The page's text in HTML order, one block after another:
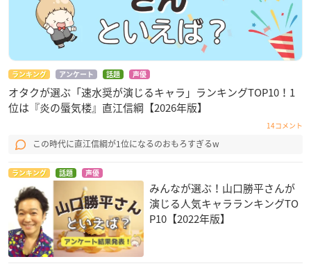
ランキング アンケート 話題 声優
オタクが選ぶ「速水奨が演じるキャラ」ランキングTOP10！1
位は『炎の蜃気楼』直江信綱【2026年版】
14コメント
この時代に直江信綱が1位になるのおもろすぎるw
ランキング 話題 声優
みんなが選ぶ！山口勝平さんが
演じる人気キャラランキングTO
P10【2022年版】